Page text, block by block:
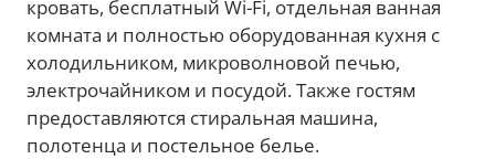
кровать, бесплатный Wi-Fi, отдельная ванная
комната и полностью оборудованная кухня с
холодильником, микроволновой печью,
электрочайником и посудой. Также гостям
предоставляются стиральная машина,
полотенца и постельное белье.